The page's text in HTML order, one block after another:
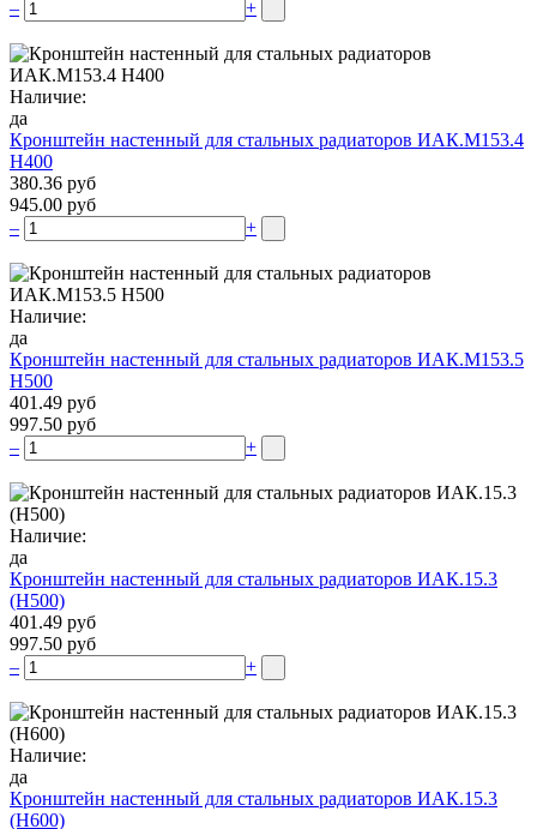
–
+
Наличие:
да
Кронштейн настенный для стальных радиаторов ИАК.М153.4
Н400
380.36 руб
945.00 руб
–
+
Наличие:
да
Кронштейн настенный для стальных радиаторов ИАК.М153.5
Н500
401.49 руб
997.50 руб
–
+
Наличие:
да
Кронштейн настенный для стальных радиаторов ИАК.15.3
(H500)
401.49 руб
997.50 руб
–
+
Наличие:
да
Кронштейн настенный для стальных радиаторов ИАК.15.3
(H600)